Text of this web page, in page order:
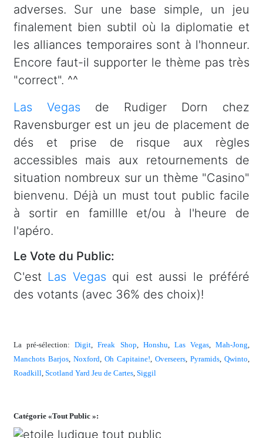
adverses. Sur une base simple, un jeu
finalement bien subtil où la diplomatie et
les alliances temporaires sont à l'honneur.
Encore faut-il supporter le thème pas très
"correct". ^^
Las Vegas de Rudiger Dorn chez
Ravensburger est un jeu de placement de
dés et prise de risque aux règles
accessibles mais aux retournements de
situation nombreux sur un thème "Casino"
bienvenu. Déjà un must tout public facile
à sortir en famillle et/ou à l'heure de
l'apéro.
Le Vote du Public:
C'est Las Vegas qui est aussi le préféré
des votants (avec 36% des choix)!
La pré-sélection:Digit ,Freak Shop Honshu Las Vegas, Mah-Jong
Manchots Barjos Noxford Oh Capitaine! Overseers Pyramids Qwinto
Roadkill Scotland Yard Jeu de Cartes Siggil
Catégorie «Tout Public »: